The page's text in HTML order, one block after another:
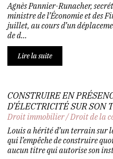
Agnès Pannier-Runacher,
ministre de l’Économie et des
juillet, au cours d’un
de d...
Lire la suite
CONSTRUIRE EN
D’ÉLECTRICITÉ SUR SON
Droit immobilier/Droit de la
Louis a hérité d’un terrain sur
qui l’empêche de construire
aucun titre qui autorise son